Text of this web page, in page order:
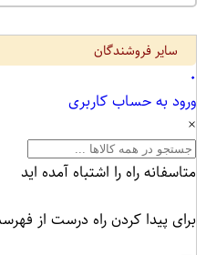
سایر فروشندگان
۰
ورود به حساب کاربری
×
متاسفانه راه را اشتباه آمده اید
برای پیدا کردن راه درست از